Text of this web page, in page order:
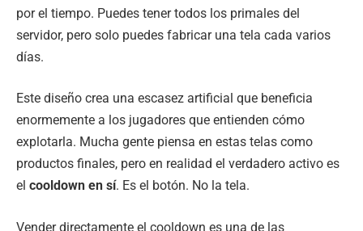
por el tiempo. Puedes tener todos los primales del
servidor, pero solo puedes fabricar una tela cada varios
días.
Este diseño crea una escasez artificial que beneficia
enormemente a los jugadores que entienden cómo
explotarla. Mucha gente piensa en estas telas como
productos finales, pero en realidad el verdadero activo es
el cooldown en sí. Es el botón. No la tela.
Vender directamente el cooldown es una de las